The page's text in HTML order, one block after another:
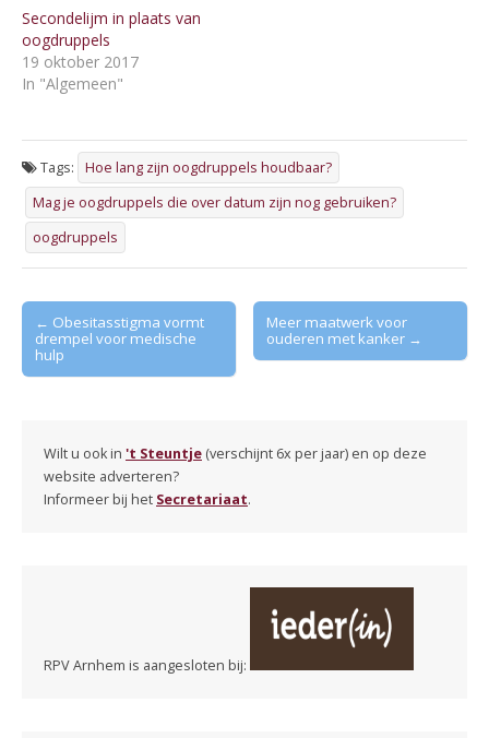
Secondelijm in plaats van
oogdruppels
19 oktober 2017
In "Algemeen"
Tags:
Hoe lang zijn oogdruppels houdbaar?
Mag je oogdruppels die over datum zijn nog gebruiken?
oogdruppels
Post
navigation
← Obesitasstigma vormt
drempel voor medische
hulp
Meer maatwerk voor
ouderen met kanker →
Wilt u ook in 't Steuntje (verschijnt 6x per jaar) en op deze
website adverteren?
Informeer bij het Secretariaat.
RPV Arnhem is aangesloten bij: